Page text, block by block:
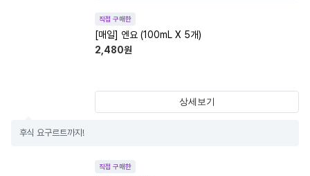
직접 구매한
[매일] 엔요 (100mL X 5개)
2,480원
상세보기
후식 요구르트까지!
직접 구매한